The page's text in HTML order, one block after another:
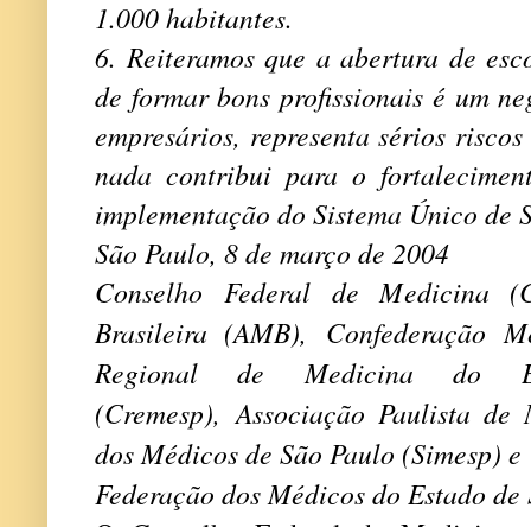
1.000 habitantes.
6. Reiteramos que a abertura de
de formar bons profissionais é um
empresários, representa sérios
nada contribui para o
implementação do Sistema Único de
São Paulo, 8 de março de 2004
Conselho Federal de Medicina
Brasileira (AMB), Confederação
Regional de Medicina do
(Cremesp), Associação Paulista
dos Médicos de São Paulo (Simesp) e
Federação dos Médicos do Estado de